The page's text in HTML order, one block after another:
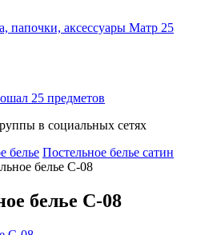
папочки, аксессуары Матр 25
25 предметов
в социальных сетях
белье Постельное белье сатин
белье С-08
белье С-08